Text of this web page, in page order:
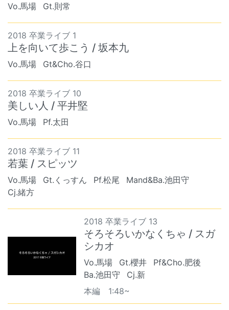
Vo.馬場 Gt.則常
2018 卒業ライブ 1
上を向いて歩こう / 坂本九
Vo.馬場 Gt&Cho.谷口
2018 卒業ライブ 10
美しい人 / 平井堅
Vo.馬場 Pf.太田
2018 卒業ライブ 11
若葉 / スピッツ
Vo.馬場 Gt.くっすん Pf.松尾
Mand&Ba.池田守
Cj.緒方
2018 卒業ライブ 13
そろそろいかなくちゃ / スガ
シカオ
Vo.馬場 Gt.櫻井
Pf&Cho.肥後
Ba.池田守
Cj.新
本編 1:48~